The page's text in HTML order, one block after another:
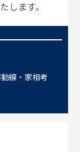
します。
線・家相考